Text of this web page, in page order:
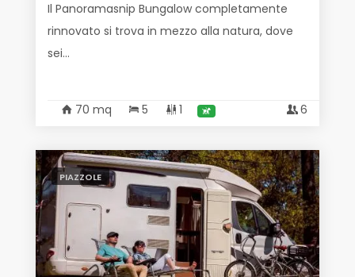
Il Panoramasnip Bungalow completamente
rinnovato si trova in mezzo alla natura, dove
sei...
70 mq 5 1 6
PIAZZOLE